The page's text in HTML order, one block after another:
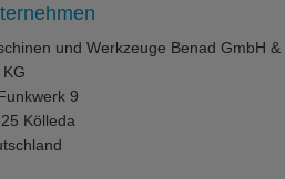
und Werkzeuge Benad GmbH &
9
Kölleda